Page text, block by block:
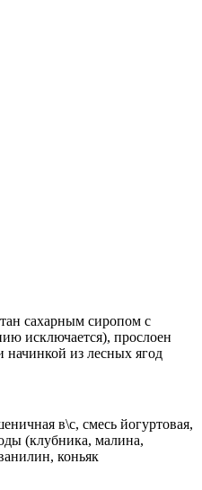
сахарным сиропом с
исключается), прослоен
из лесных ягод
в\с, смесь йогуртовая,
(клубника, малина,
коньяк